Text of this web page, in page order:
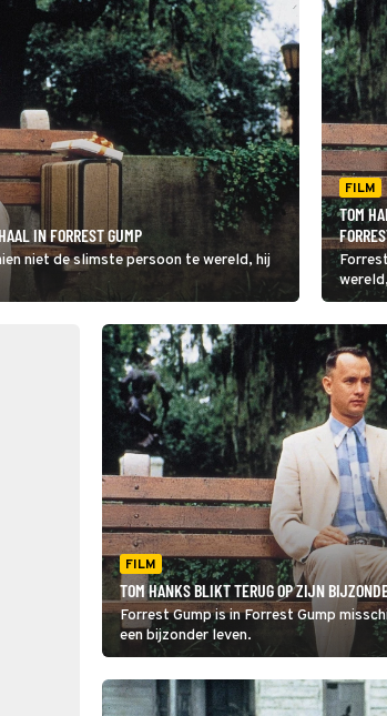
IN FORREST GUMP
niet de slimste persoon te wereld, hij
FILM
TOM
FILM
TOM HANKS BLIKT TERUG OP ZIJN
Forrest Gump is in Forrest Gump
een bijzonder leven.